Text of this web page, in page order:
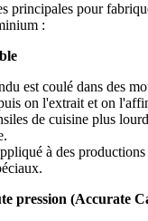
principales pour
:
est coulé dans des
on l'extrait et on
de cuisine plus
à des
pression (Accurate